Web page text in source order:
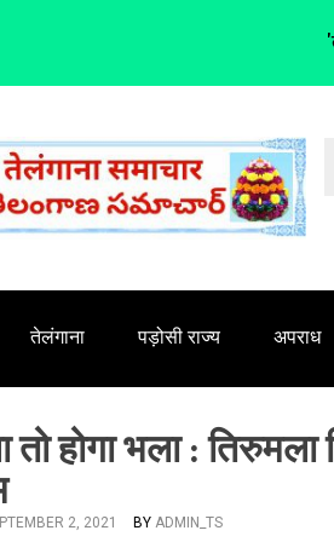
तेलंगाना पड़ोसी राज्य अपराध
होगा भला :
2, 2021 BY ADMIN_TS